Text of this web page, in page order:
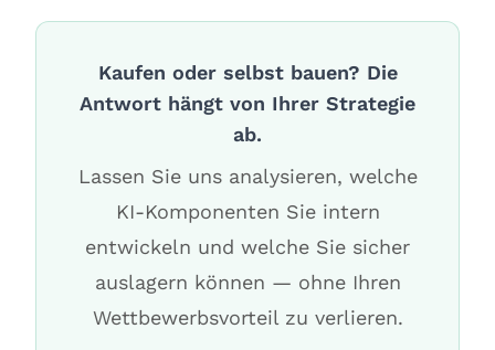
Kaufen oder selbst bauen? Die
Antwort hängt von Ihrer Strategie
ab.
Lassen Sie uns analysieren, welche
KI-Komponenten Sie intern
entwickeln und welche Sie sicher
auslagern können — ohne Ihren
Wettbewerbsvorteil zu verlieren.